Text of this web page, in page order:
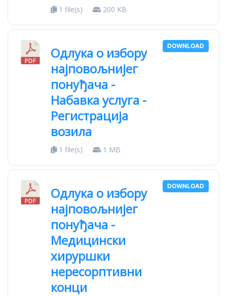
1 file(s) 200 KB
Одлука о избору
најповољнијег
понуђача -
Набавка услуга -
Регистрација
возила
1 file(s) 1 MB
DOWNLOAD
Одлука о избору
најповољнијег
понуђача -
Медицински
хируршки
нересорптивни
конци
DOWNLOAD